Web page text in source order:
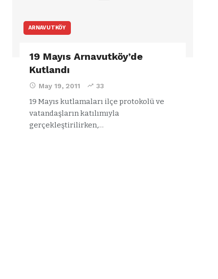
ARNAVUTKÖY
19 Mayıs Arnavutköy’de
Kutlandı
May 19, 2011 33
19 Mayıs kutlamaları ilçe protokolü ve
vatandaşların katılımıyla
gerçekleştirilirken,…